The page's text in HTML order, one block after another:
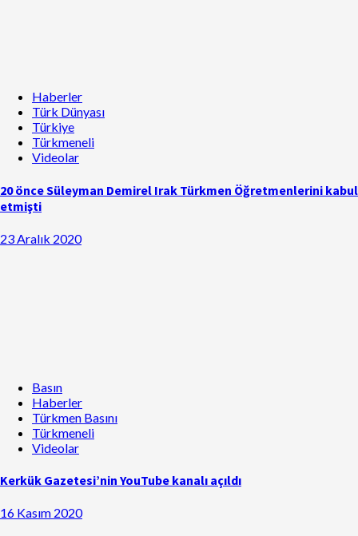
Haberler
Türk Dünyası
Türkiye
Türkmeneli
Videolar
20 önce Süleyman Demirel Irak Türkmen Öğretmenlerini kabul
etmişti
23 Aralık 2020
Basın
Haberler
Türkmen Basını
Türkmeneli
Videolar
Kerkük Gazetesi’nin YouTube kanalı açıldı
16 Kasım 2020